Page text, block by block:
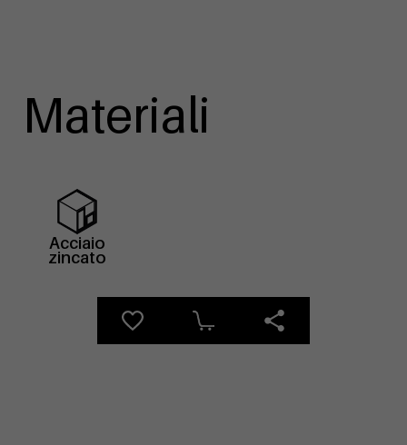
Materiali
Acciaio
zincato